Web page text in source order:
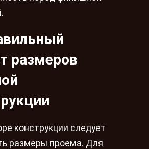
размеров
конструкции следует
размеры проема. Для